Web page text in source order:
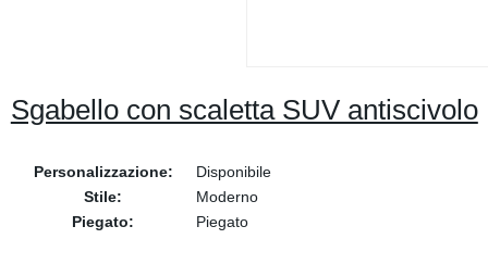
Sgabello con scaletta SUV antiscivolo
Personalizzazione:
Disponibile
Stile:
Moderno
Piegato:
Piegato